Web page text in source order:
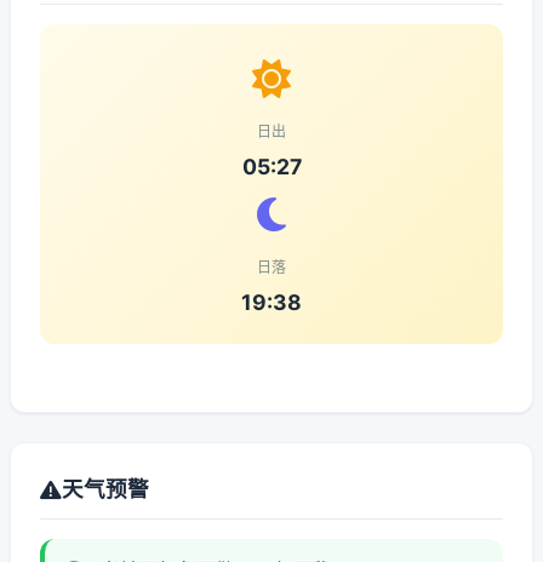
日出
05:27
日落
19:38
天气预警